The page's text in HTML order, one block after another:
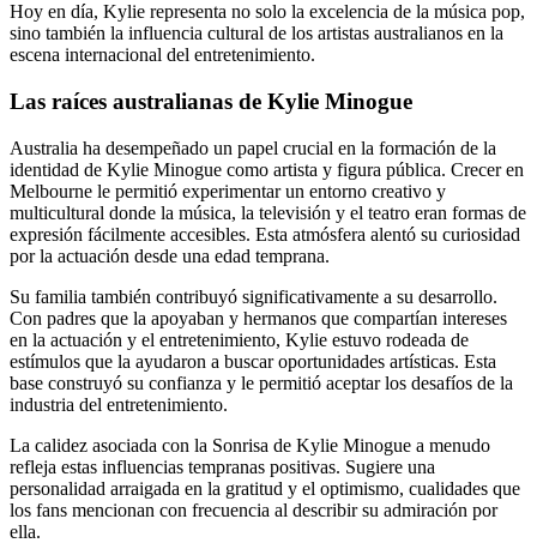
Hoy en día, Kylie representa no solo la excelencia de la música pop,
sino también la influencia cultural de los artistas australianos en la
escena internacional del entretenimiento.
Las raíces australianas de Kylie Minogue
Australia ha desempeñado un papel crucial en la formación de la
identidad de Kylie Minogue como artista y figura pública. Crecer en
Melbourne le permitió experimentar un entorno creativo y
multicultural donde la música, la televisión y el teatro eran formas de
expresión fácilmente accesibles. Esta atmósfera alentó su curiosidad
por la actuación desde una edad temprana.
Su familia también contribuyó significativamente a su desarrollo.
Con padres que la apoyaban y hermanos que compartían intereses
en la actuación y el entretenimiento, Kylie estuvo rodeada de
estímulos que la ayudaron a buscar oportunidades artísticas. Esta
base construyó su confianza y le permitió aceptar los desafíos de la
industria del entretenimiento.
La calidez asociada con la Sonrisa de Kylie Minogue a menudo
refleja estas influencias tempranas positivas. Sugiere una
personalidad arraigada en la gratitud y el optimismo, cualidades que
los fans mencionan con frecuencia al describir su admiración por
ella.